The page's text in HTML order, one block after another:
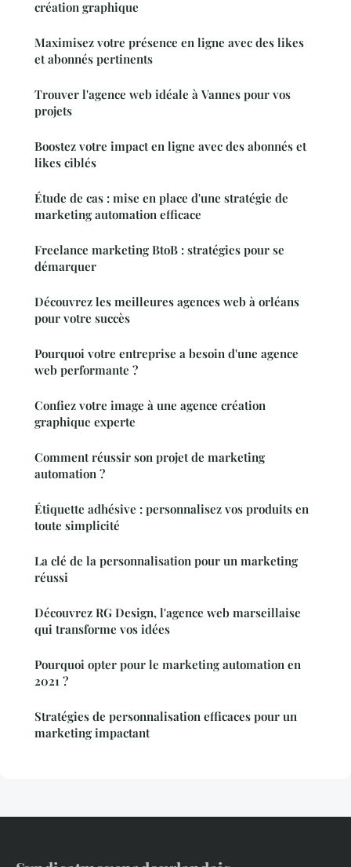
création graphique
Maximisez votre présence en ligne avec des likes
et abonnés pertinents
Trouver l'agence web idéale à Vannes pour vos
projets
Boostez votre impact en ligne avec des abonnés et
likes ciblés
Étude de cas : mise en place d'une stratégie de
marketing automation efficace
Freelance marketing BtoB : stratégies pour se
démarquer
Découvrez les meilleures agences web à orléans
pour votre succès
Pourquoi votre entreprise a besoin d'une agence
web performante ?
Confiez votre image à une agence création
graphique experte
Comment réussir son projet de marketing
automation ?
Étiquette adhésive : personnalisez vos produits en
toute simplicité
La clé de la personnalisation pour un marketing
réussi
Découvrez RG Design, l'agence web marseillaise
qui transforme vos idées
Pourquoi opter pour le marketing automation en
2021 ?
Stratégies de personnalisation efficaces pour un
marketing impactant